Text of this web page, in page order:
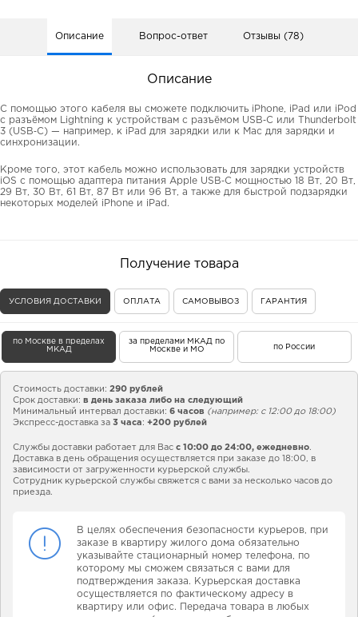
Описание Вопрос-ответ Отзывы (78)
Описание
C помощью этого кабеля вы сможете подключить iPhone, iPad или iPod
с разъёмом Lightning к устройствам с разъёмом USB‑C или Thunderbolt
3 (USB‑C) — например, к iPad для зарядки или к Mac для зарядки и
синхронизации.
Кроме того, этот кабель можно использовать для зарядки устройств
iOS с помощью адаптера питания Apple USB‑C мощностью 18 Вт, 20 Вт,
29 Вт, 30 Вт, 61 Вт, 87 Вт или 96 Вт, а также для быстрой подзарядки
некоторых моделей iPhone и iPad.
Получение товара
УСЛОВИЯ ДОСТАВКИ ОПЛАТА САМОВЫВОЗ ГАРАНТИЯ
по Москве в пределах
МКАД
за пределами МКАД по
Москве и МО
по России
Стоимость доставки: 290 рублей
Срок доставки: в день заказа либо на следующий
Минимальный интервал доставки: 6 часов (например: с 12:00 до 18:00)
Экспресс-доставка за 3 часа : +200 рублей
Службы доставки работает для Вас с 10:00 до 24:00, ежедневно.
Доставка в день обращения осуществляется при заказе до 18:00, в
зависимости от загруженности курьерской службы.
Сотрудник курьерской службы свяжется с вами за несколько часов до
приезда.
В целях обеспечения безопасности курьеров, при
заказе в квартиру жилого дома обязательно
указывайте стационарный номер телефона, по
которому мы сможем связаться с вами для
подтверждения заказа. Курьерская доставка
осуществляется по фактическому адресу в
квартиру или офис. Передача товара в любых